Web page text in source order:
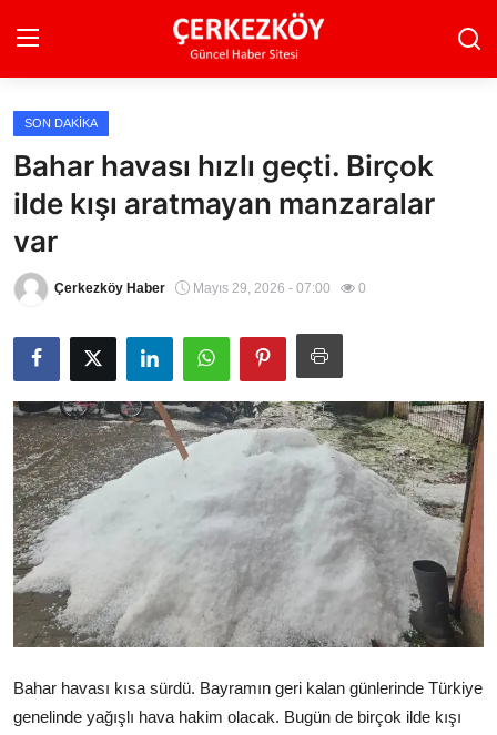
Ana Sayfa
Son Dakika
Ekonomi Haberleri
Magazin Haberleri
Spor Haberleri
Teknoloji Haberleri
Dünya Haberleri
Çerkezköy
SON DAKIKA
Bahar havası hızlı geçti. Birçok
ilde kışı aratmayan manzaralar
var
Çerkezköy Haber Mayıs 29, 2026 - 07:00 0
Bahar havası kısa sürdü. Bayramın geri kalan günlerinde Türkiye
genelinde yağışlı hava hakim olacak. Bugün de birçok ilde kışı